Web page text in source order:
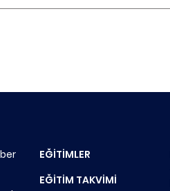
EĞİTİMLER
EĞİTİM TAKVİMİ